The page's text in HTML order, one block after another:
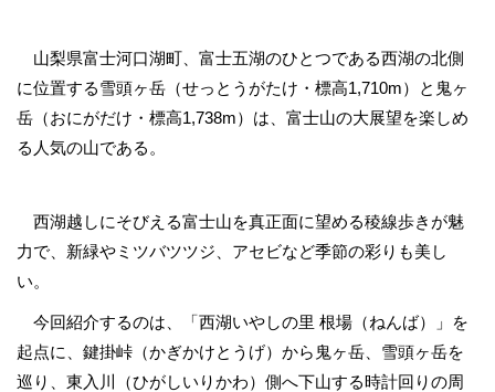
山梨県富士河口湖町、富士五湖のひとつである西湖の北側
に位置する雪頭ヶ岳（せっとうがたけ・標高1,710m）と鬼ヶ
岳（おにがだけ・標高1,738m）は、富士山の大展望を楽しめ
る人気の山である。
西湖越しにそびえる富士山を真正面に望める稜線歩きが魅
力で、新緑やミツバツツジ、アセビなど季節の彩りも美し
い。
今回紹介するのは、「西湖いやしの里 根場（ねんば）」を
起点に、鍵掛峠（かぎかけとうげ）から鬼ヶ岳、雪頭ヶ岳を
巡り、東入川（ひがしいりかわ）側へ下山する時計回りの周